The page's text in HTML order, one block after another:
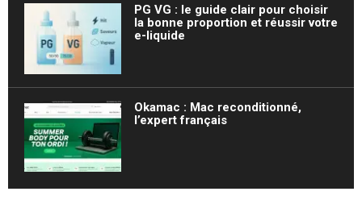
PG VG : le guide clair pour choisir
la bonne proportion et réussir votre
e-liquide
Okamac : Mac reconditionné,
l’expert français